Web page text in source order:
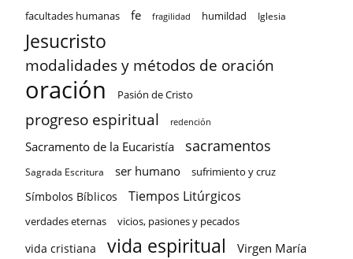
facultades humanas fe fragilidad humildad Iglesia
Jesucristo
modalidades y métodos de oración
oración Pasión de Cristo
progreso espiritual redención
Sacramento de la Eucaristía sacramentos
Sagrada Escritura ser humano sufrimiento y cruz
Símbolos Bíblicos Tiempos Litúrgicos
verdades eternas vicios, pasiones y pecados
vida cristiana vida espiritual Virgen María